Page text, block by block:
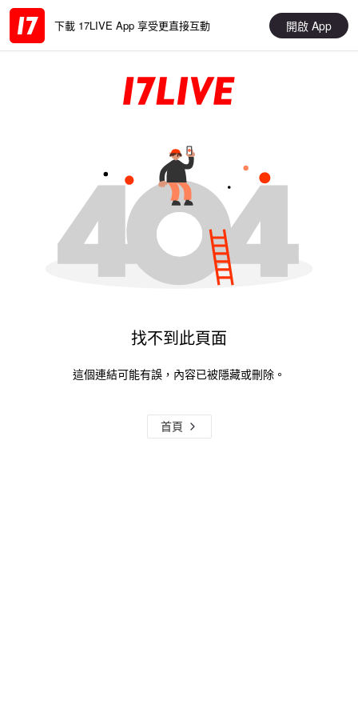
下載 17LIVE App 享受更直接互動 開啟 App
找不到此頁面
這個連結可能有誤，內容已被隱藏或刪除。
首頁